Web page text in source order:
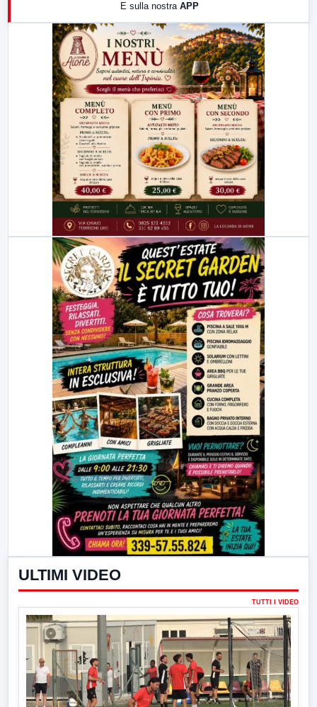
LabNews (replica)
E sulla nostra APP
ULTIMI VIDEO
TUTTI I VIDEO